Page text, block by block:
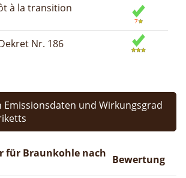
à la transition
Nr. 186
Emissionsdaten und Wirkungsgrad
für Braunkohle nach Bewertung